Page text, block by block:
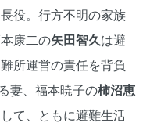
役。行方不明の家族
康二の矢田智久は避
所運営の責任を背負
妻、福本暁子の柿沼恵
て、ともに避難生活